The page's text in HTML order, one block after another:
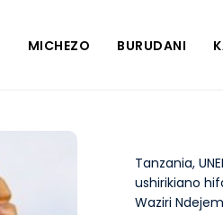
MICHEZO BURUDANI
Tanzania,
ushirikiano
Waziri